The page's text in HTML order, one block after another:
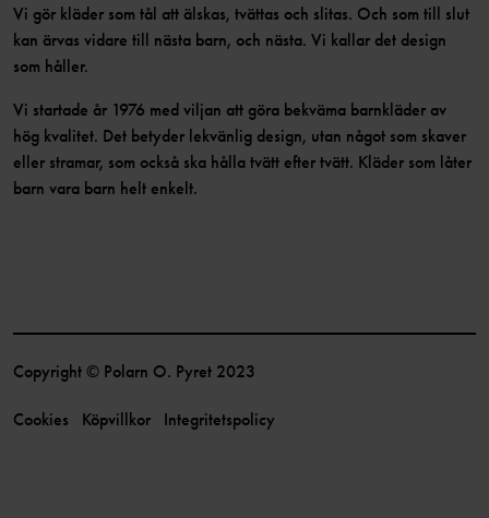
Vi gör kläder som tål att älskas, tvättas och slitas. Och som till slut
kan ärvas vidare till nästa barn, och nästa. Vi kallar det design
som håller.
Vi startade år 1976 med viljan att göra bekväma barnkläder av
hög kvalitet. Det betyder lekvänlig design, utan något som skaver
eller stramar, som också ska hålla tvätt efter tvätt. Kläder som låter
barn vara barn helt enkelt.
Copyright © Polarn O. Pyret 2023
Cookies Köpvillkor Integritetspolicy